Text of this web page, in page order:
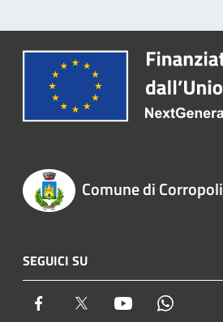
Comune di Corropoli
SEGUICI SU
Facebook Twitter Youtube